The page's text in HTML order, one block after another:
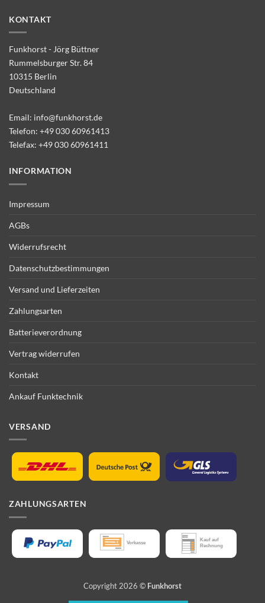
KONTAKT
Funkhorst - Jörg Büttner
Rummelsburger Str. 84
10315 Berlin
Deutschland
Email: info@funkhorst.de
Telefon: +49 030 60961413
Telefax: +49 030 60961411
INFORMATION
Impressum
AGBs
Widerrufsrecht
Datenschutzbestimmungen
Versand und Lieferzeiten
Zahlungsarten
Batterieverordnung
Vertrag widerrufen
Kontakt
Ankauf Funktechnik
VERSAND
ZAHLUNGSARTEN
Copyright 2026 © Funkhorst